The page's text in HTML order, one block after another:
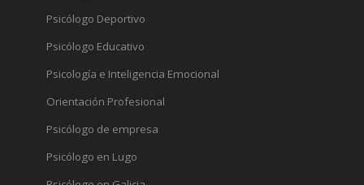
Psicólogo Deportivo
Psicólogo Educativo
Psicología e Inteligencia Emocional
Orientación Profesional
Psicólogo de empresa
Psicólogo en Lugo